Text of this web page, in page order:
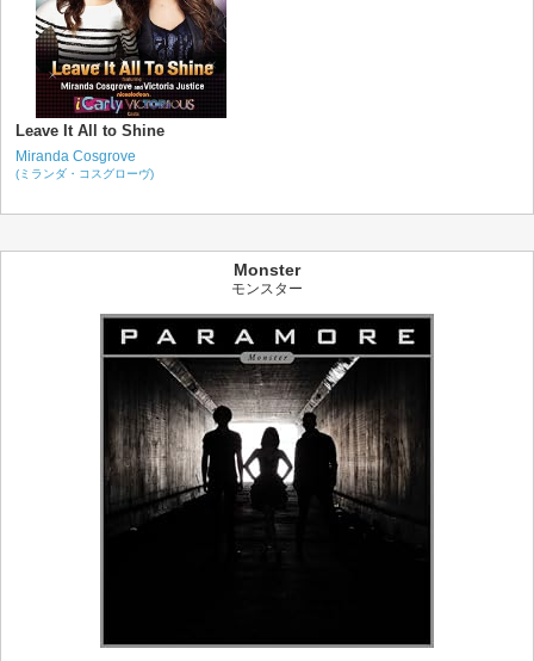
Leave It All to Shine
Miranda Cosgrove
(ミランダ・コスグローヴ)
Monster
モンスター